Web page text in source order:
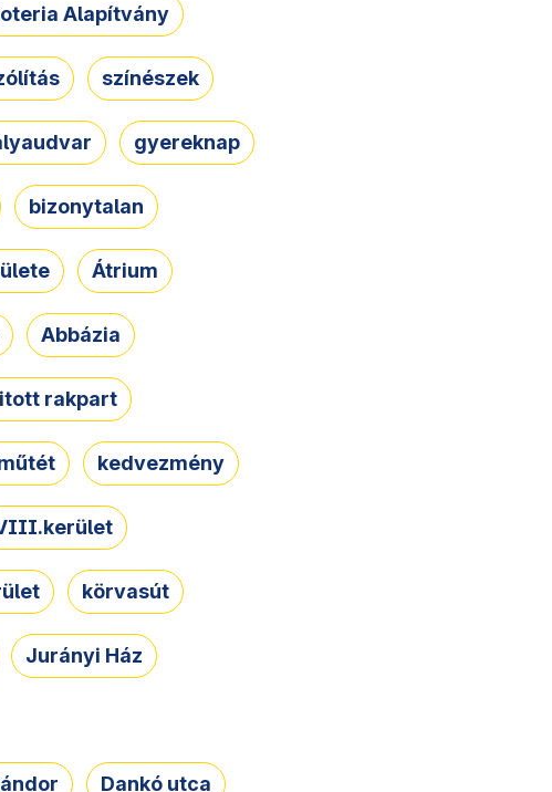
Alapítvány
színészek
gyereknap
bizonytalan
Átrium
Abbázia
rakpart
kedvezmény
körvasút
Jurányi Ház
Dankó utca